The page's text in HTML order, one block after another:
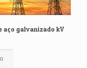
aço galvanizado kV